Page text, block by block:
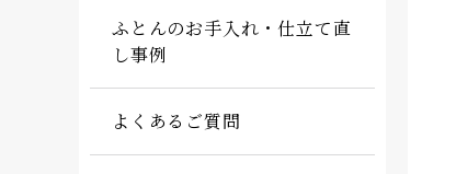
ふとんのお手入れ・仕立て直
し事例
よくあるご質問